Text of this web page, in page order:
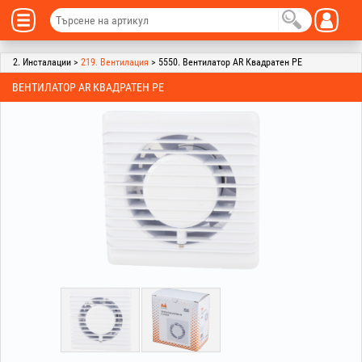
2. Инсталации > 219. Вентилация > 5550. Вентилатор AR Квадратен PE
ВЕНТИЛАТОР AR КВАДРАТЕН PE